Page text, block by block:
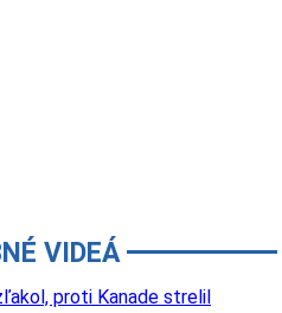
VIDEÁ
proti Kanade strelil